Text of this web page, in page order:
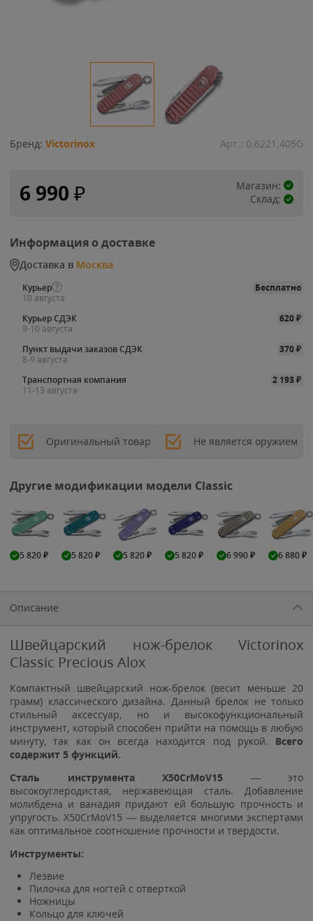
Бренд: Victorinox Арт.: 0.6221.405G
6 990 ₽
Магазин:
Склад:
Информация о доставке
Доставка в Москва
Курьер
Бесплатно
10 августа
Курьер СДЭК
620₽
9-10 августа
Пункт выдачи заказов СДЭК
370₽
8-9 августа
Транспортная компания
2 193₽
11-13 августа
Оригинальный товар Не является оружием
Другие модификации модели Classic
5 820₽ 5 820₽ 5 820₽ 5 820₽ 6 990₽ 6 880₽
Описание
Швейцарский нож-брелок Victorinox
Classic Precious Alox
Компактный швейцарский нож-брелок (весит меньше 20
грамм) классического дизайна. Данный брелок не только
стильный аксессуар, но и высокофункциональный
инструмент, который способен прийти на помощь в любую
минуту, так как он всегда находится под рукой. Всего
содержит 5 функций.
Сталь инструмента X50CrMoV15 — это
высокоуглеродистая, нержавеющая сталь. Добавление
молибдена и ванадия придают ей большую прочность и
упругость. X50CrMoV15 — выделяется многими экспертами
как оптимальное соотношение прочности и твердости.
Инструменты:
Лезвие
Пилочка для ногтей с отверткой
Ножницы
Кольцо для ключей